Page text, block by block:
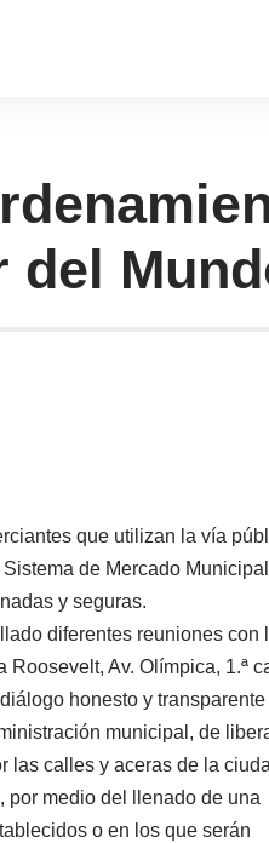
del
que utilizan la vía
de Mercado
y seguras.
diferentes reuniones con
Av. Olímpica, 1.ª
honesto y transparente
municipal, de
las calles y aceras de la
por medio del llenado de una
o en los que serán